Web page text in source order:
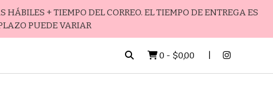
+ TIEMPO DEL CORREO. EL TIEMPO DE ENTREGA ES
PUEDE VARIAR
0 - $0,00